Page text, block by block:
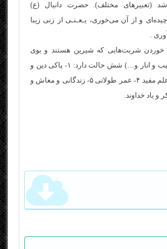
(تعبیرهای مختلف). حضرت دانیال (ع)
چیده‌ای و از آن می‌خوری، یـعـنـی از زنی زیبا
.
خوردن شربت‌هایی که شیرین هستند و بوی
خوبی دارند (مثل شربت سیب و انار و…) شش حالت دارد: ۱- پاکی دین و
ایمان ۲- سود و منفعت ۳- علم مفید ۴- عمر طولانی ۵- زندگانی و معاش و